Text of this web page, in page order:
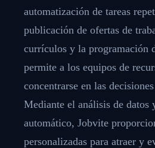
automatización de tareas
publicación de ofertas de
currículos y la programación
permite a los equipos de
concentrarse en las
Mediante el análisis de datos
automático, Jobvite
personalizadas para atraer y